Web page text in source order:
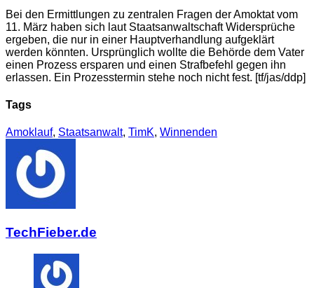
Bei den Ermittlungen zu zentralen Fragen der Amoktat vom
11. März haben sich laut Staatsanwaltschaft Widersprüche
ergeben, die nur in einer Hauptverhandlung aufgeklärt
werden könnten. Ursprünglich wollte die Behörde dem Vater
einen Prozess ersparen und einen Strafbefehl gegen ihn
erlassen. Ein Prozesstermin stehe noch nicht fest. [tf/jas/ddp]
Tags
Amoklauf, Staatsanwalt, TimK, Winnenden
TechFieber.de